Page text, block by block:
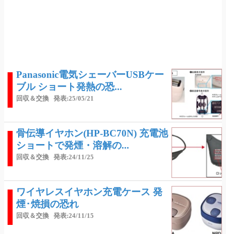
Panasonic電気シェーバーUSBケー
ブル ショート発熱の恐...
回収＆交換 発表:25/05/21
骨伝導イヤホン(HP-BC70N) 充電池
ショートで発煙・溶解の...
回収＆交換 発表:24/11/25
ワイヤレスイヤホン充電ケース 発
煙･焼損の恐れ
回収＆交換 発表:24/11/15